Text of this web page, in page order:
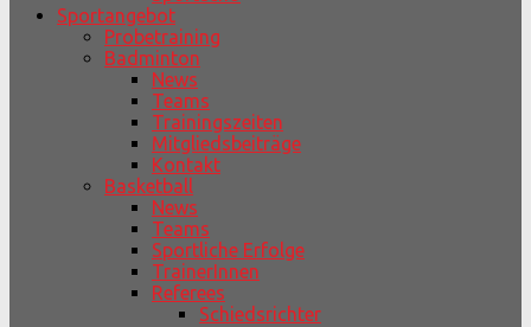
Sportangebot
Probetraining
Badminton
News
Teams
Trainingszeiten
Mitgliedsbeiträge
Kontakt
Basketball
News
Teams
Sportliche Erfolge
TrainerInnen
Referees
Schiedsrichter